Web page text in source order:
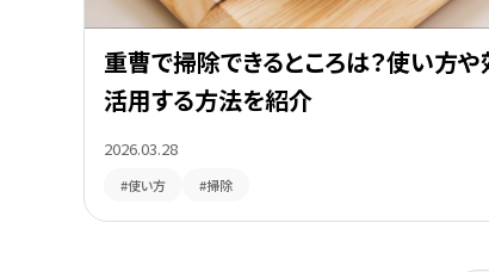
2026.03.28
重曹で掃除できるところは？使い方
活用する方法を紹介
#使い方 #掃除